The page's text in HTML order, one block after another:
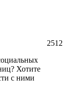
Хотите
с ними
2512